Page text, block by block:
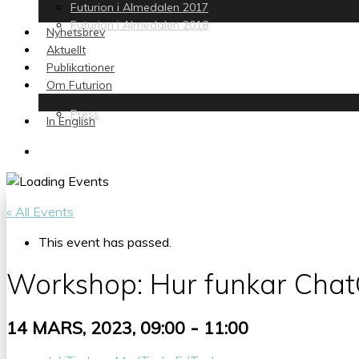
Futurion i Almedalen 2017
Futurion i Almedalen 2018
Nyhetsbrev
Aktuellt
Publikationer
Om Futurion
Press
In English
« All Events
This event has passed.
Workshop: Hur funkar
14 MARS, 2023, 09:00 - 11:00